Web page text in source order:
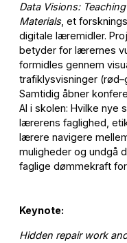
Data Visions:
Materials, et
digitale læremidler.
betyder for lærernes
formidles gennem
trafiklysvisninger
Samtidig åbner
AI i skolen: Hvilke nye
lærerens faglighed,
lærere navigere
muligheder og undgå
faglige dømmekraft
Keynote:
Hidden repair work